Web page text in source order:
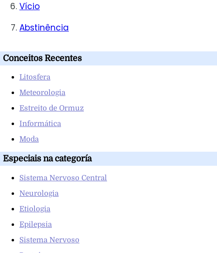
Vício
Abstinência
Conceitos Recentes
Litosfera
Meteorologia
Estreito de Ormuz
Informática
Moda
Especiais na categoría
Sistema Nervoso Central
Neurologia
Etiologia
Epilepsia
Sistema Nervoso